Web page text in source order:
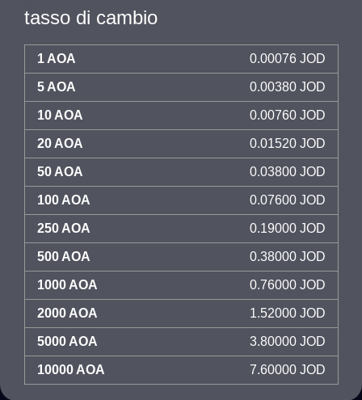
tasso di cambio
1 AOA 0.00076 JOD
5 AOA 0.00380 JOD
10 AOA 0.00760 JOD
20 AOA 0.01520 JOD
50 AOA 0.03800 JOD
100 AOA 0.07600 JOD
250 AOA 0.19000 JOD
500 AOA 0.38000 JOD
1000 AOA 0.76000 JOD
2000 AOA 1.52000 JOD
5000 AOA 3.80000 JOD
10000 AOA 7.60000 JOD